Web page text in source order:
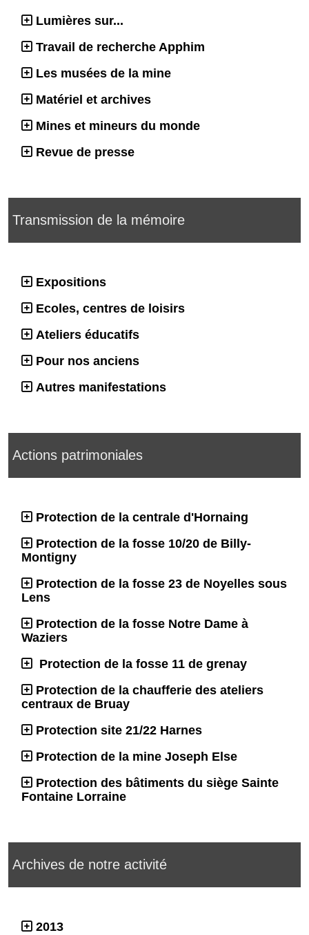
Lumières sur...
Travail de recherche Apphim
Les musées de la mine
Matériel et archives
Mines et mineurs du monde
Revue de presse
Transmission de la mémoire
Expositions
Ecoles, centres de loisirs
Ateliers éducatifs
Pour nos anciens
Autres manifestations
Actions patrimoniales
Protection de la centrale d'Hornaing
Protection de la fosse 10/20 de Billy-
Montigny
Protection de la fosse 23 de Noyelles sous
Lens
Protection de la fosse Notre Dame à
Waziers
Protection de la fosse 11 de grenay
Protection de la chaufferie des ateliers
centraux de Bruay
Protection site 21/22 Harnes
Protection de la mine Joseph Else
Protection des bâtiments du siège Sainte
Fontaine Lorraine
Archives de notre activité
2013